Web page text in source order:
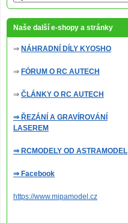
Naše další e-shopy a stránky
⇒ NÁHRADNÍ DÍLY KYOSHO
⇒ FÓRUM O RC AUTECH
⇒ ČLÁNKY O RC AUTECH
⇒ ŘEZÁNÍ A GRAVÍROVÁNÍ
LASEREM
⇒ RCMODELY OD ASTRAMODEL
⇒ Facebook
https://www.mipamodel.cz